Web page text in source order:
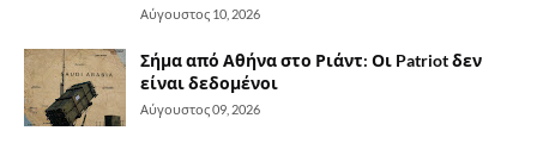
Αύγουστος 10, 2026
Σήμα από Αθήνα στο Ριάντ: Οι Patriot δεν
είναι δεδομένοι
Αύγουστος 09, 2026